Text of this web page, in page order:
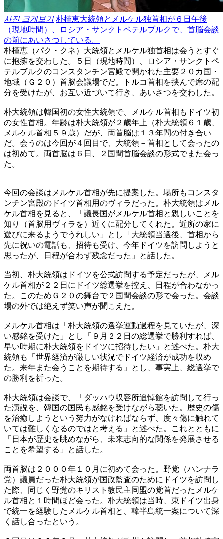
사진 크게보기 朴槿恵大統領とメルケル独首相が６日午後
（現地時間）、ロシア・サンクトペテルブルクで、首脳会談
の前にあいさつしている。
朴槿恵（パク・クネ）大統領とメルケル独首相は会うとすぐ
に抱擁を交わした。５日（現地時間）、ロシア・サンクトペ
テルブルクのコンスタンチン宮殿で開かれた主要２０カ国・
地域（Ｇ２０）首脳会議場でだ。トルコ首相を挟んで席の配
分を受けたが、お互い近づいて行き、あいさつを交わした。
朴大統領は韓国初の女性大統領で、メルケル首相もドイツ初
の女性首相。年齢は朴大統領が２歳年上（朴大統領６１歳、
メルケル首相５９歳）だが、両首脳は１３年間の付き合い
だ。会うのは今回が４回目で、大統領－首相として会ったの
は初めて。両首脳は６日、２国間首脳会談の形式でまた会っ
た。
今回の会談はメルケル首相が先に提案した。場所もコンスタ
ンチン宮殿のドイツ首相用のヴィラだった。朴大統領はメル
ケル首相を見ると、「議長国がメルケル首相と親しいことを
知り（首脳用ヴィラを）近くに配分してくれた。近所の家に
遊びに来るようでうれしい」とし「大統領当選後、首相から
先に祝いの電話も、招待も受け、今年ドイツを訪問しようと
思ったが、日程が合わず残念だった」と話した。
当初、朴大統領はドイツを公式訪問する予定だったが、メル
ケル首相が２２日にドイツ総選挙を控え、日程が合わなかっ
た。このためＧ２０の舞台で２国間会談の形で会った。会談
場の外では絶えず笑い声が聞こえた。
メルケル首相は「朴大統領の選挙運動過程を見ていたが、深
い感銘を受けた」とし「９月２２日の総選挙で勝利すれば、
早い時期に朴大統領をドイツに招待したい」と述べた。朴大
統領も「世界経済が厳しい状況でドイツ経済が成功を収め
た。来年また会うことを期待する」とし、事実上、総選挙で
の勝利を祈った。
朴大統領は会談で、「ダッハウ収容所追悼館を訪問して行っ
た演説を、韓国の国民も感銘を受けながら聴いた。歴史の傷
を治癒しようという努力がなければならず、度々傷に触れて
いては難しくなるのではと考える」と述べた。これとともに
「日本が歴史を眺めながら、未来志向的な関係を発展させる
ことを希望する」と話した。
両首脳は２０００年１０月に初めて会った。野党（ハンナラ
党）議員だった朴大統領が国政監査のためにドイツを訪問し
た際、同じく野党のキリスト教民主同盟の党首だったメルケ
ル首相と１時間ほど会った。朴大統領は当時、東ドイツ出身
で統一を経験したメルケル首相と、韓半島統一案について深
く話し合ったという。